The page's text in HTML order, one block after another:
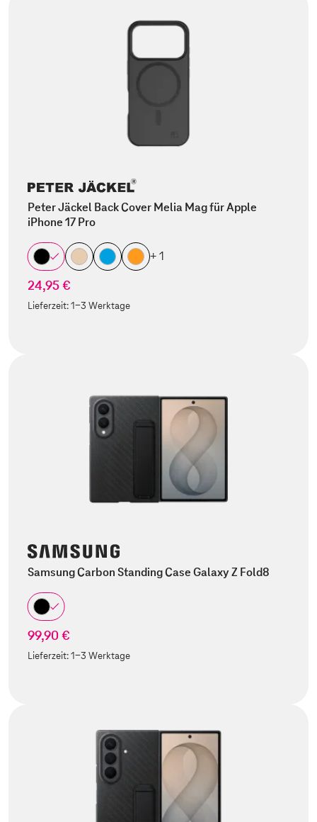
Peter Jäckel Back Cover Melia Mag für Apple
iPhone 17 Pro
+ 1
24,95 €
Lieferzeit:1-3 Werktage
Samsung Carbon Standing Case Galaxy Z Fold8
99,90 €
Lieferzeit:1-3 Werktage